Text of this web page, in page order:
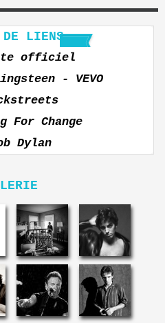
LIENS
officiel
- VEVO
For Change
Dylan